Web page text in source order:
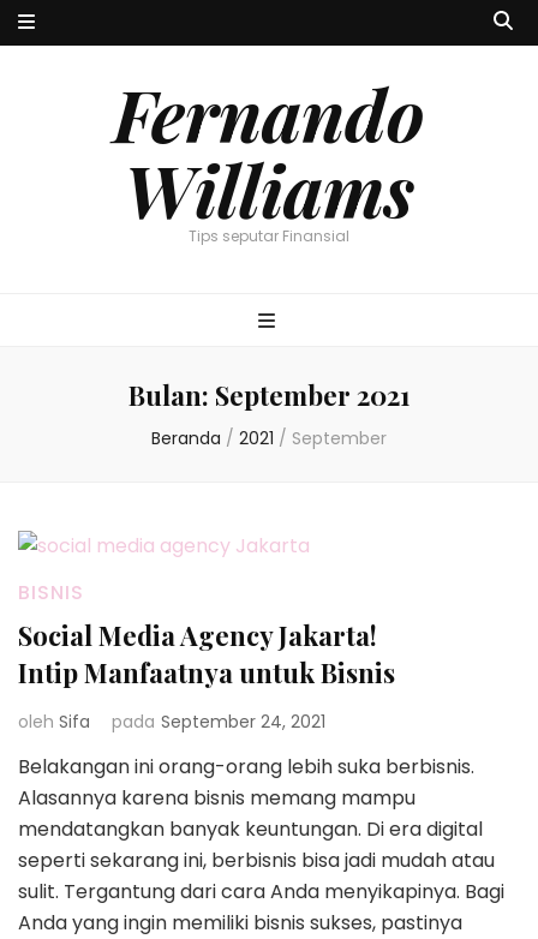
Fernando
Williams
Tips seputar Finansial
Bulan: September 2021
Beranda / 2021 / September
BISNIS
Social Media Agency Jakarta!
Intip Manfaatnya untuk Bisnis
oleh Sifa pada September 24, 2021
Belakangan ini orang-orang lebih suka berbisnis.
Alasannya karena bisnis memang mampu
mendatangkan banyak keuntungan. Di era digital
seperti sekarang ini, berbisnis bisa jadi mudah atau
sulit. Tergantung dari cara Anda menyikapinya. Bagi
Anda yang ingin memiliki bisnis sukses, pastinya